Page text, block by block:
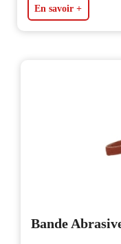
En savoir +
Bande